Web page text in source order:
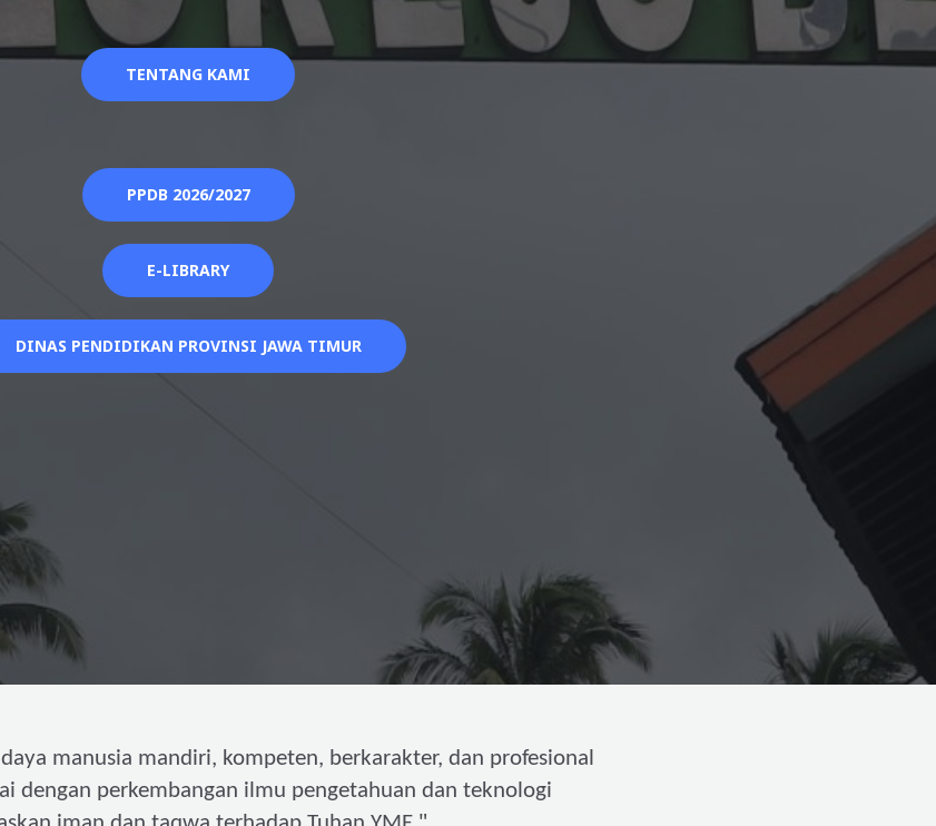
TENTANG KAMI
PPDB 2026/2027
E-LIBRARY
DINAS PENDIDIKAN PROVINSI JAWA TIMUR
manusia mandiri, kompeten, berkarakter, dan profesional
dengan perkembangan ilmu pengetahuan dan teknologi